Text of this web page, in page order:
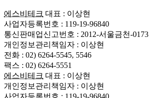
에스비테크 대표 : 이상현
사업자등록번호 : 119-19-96840
통신판매업신고번호 : 2012-서울금천-0173
개인정보관리책임자 : 이상현
전화 : 02) 6264-5545, 5546
팩스 : 02) 6264-5551
에스비테크 대표 : 이상현
개인정보관리책임자 : 이상현
사업자등록번호 : 119-19-96840